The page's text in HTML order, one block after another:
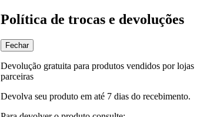
Política de trocas e devoluções
Fechar
Devolução gratuita para produtos vendidos por lojas
parceiras
Devolva seu produto em até 7 dias do recebimento.